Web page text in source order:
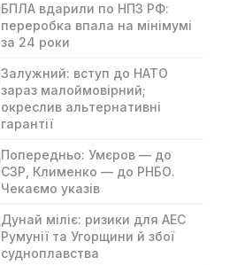
БПЛА вдарили по НПЗ РФ:
переробка впала на мінімумі
за 24 роки
Залужний: вступ до НАТО
зараз малоймовірний;
окреслив альтернативні
гарантії
Попередньо: Умєров — до
СЗР, Клименко — до РНБО.
Чекаємо указів
Дунай міліє: ризики для АЕС
Румунії та Угорщини й збої
судноплавства